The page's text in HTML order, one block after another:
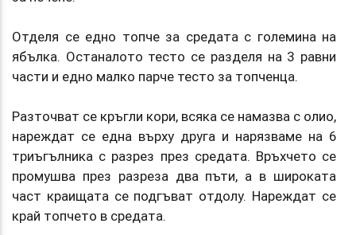
Отделя се едно топче за средата с големина на
ябълка. Останалото тесто се разделя на 3 равни
части и едно малко парче тесто за топченца.
Разточват се кръгли кори, всяка се намазва с олио,
нареждат се една върху друга и нарязваме на 6
триъгълника с разрез през средата. Връхчето се
промушва през разреза два пъти, а в широката
част краищата се подгъват отдолу. Нареждат се
край топчето в средата.